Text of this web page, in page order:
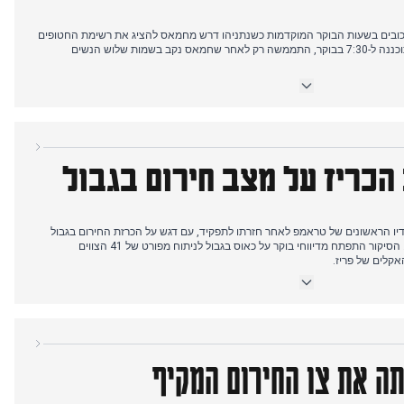
בשעות הבוקר המוקדמות כשנתניהו דרש מחמאס להציג את רשימת החטופים
לפני הפסקת הפעולות. ההפוגה, שתוכננה ל-7:30 בבוקר, התממשה רק לאחר שחמאס נקב בשמות שלוש הנשים
ודורון שטיינברכר חצו לישראל בתיאום הצלב האדום, בשחרור החטופים המוצלח
פאלט במורטרה באמצעות השפעת SEPI. תעשיית הקולנוע הקטלונית חגגה כש'אל 47' שלט בפרסי גאודי עם שמונה
לבעיות בבניית הדיאגונל החדשה בברצלונה.
על מצב חירום בגבול
הראשונים של טראמפ לאחר חזרתו לתפקיד, עם דגש על הכרזת החירום בגבול
והחנינות ההמוניות לפורעי הקפיטול. הסיקור התפתח מדיווחי בוקר על כאוס בגבול לניתוח מפורט של 41 הצווים
של פריז.
הדיפלומטית של ספרד לאחר שטראמפ כלל בטעות את ספרד בין מדינות
על תכניות להחזיר את מטהו לקטלוניה לאחר שבע שנים, על רקע הצעת הרכש
עלו כתגובה למתיחות המוסדית המתמשכת.
את צו החירום המקיף